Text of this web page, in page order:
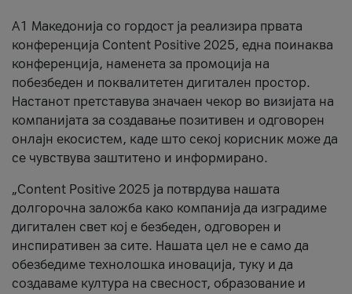
А1 Македонија со гордост ја реализира првата
конференција Content Positive 2025, една поинаква
конференција, наменета за промоција на
побезбеден и поквалитетен дигитален простор.
Настанот претставува значаен чекор во визијата на
компанијата за создавање позитивен и одговорен
онлајн екосистем, каде што секој корисник може да
се чувствува заштитено и информирано.
„Content Positive 2025 ја потврдува нашата
долгорочна заложба како компанија да изградиме
дигитален свет кој е безбеден, одговорен и
инспиративен за сите. Нашата цел не е само да
обезбедиме технолошка иновација, туку и да
создаваме култура на свесност, образование и